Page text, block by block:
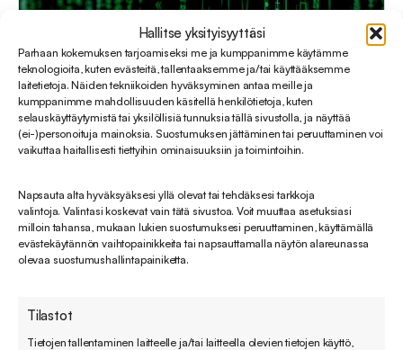
Hallitse yksityisyyttäsi
Parhaan kokemuksen tarjoamiseksi me ja kumppanimme käytämme
teknologioita, kuten evästeitä, tallentaaksemme ja/tai käyttääksemme
laitetietoja. Näiden tekniikoiden hyväksyminen antaa meille ja
kumppanimme mahdollisuuden käsitellä henkilötietoja, kuten
selauskäyttäytymistä tai yksilöllisiä tunnuksia tällä sivustolla, ja näyttää
(ei-)personoituja mainoksia. Suostumuksen jättäminen tai peruuttaminen voi
vaikuttaa haitallisesti tiettyihin ominaisuuksiin ja toimintoihin.
Napsauta alta hyväksyäksesi yllä olevat tai tehdäksesi tarkkoja
valintoja. Valintasi koskevat vain tätä sivustoa. Voit muuttaa asetuksiasi
milloin tahansa, mukaan lukien suostumuksesi peruuttaminen, käyttämällä
evästekäytännön vaihtopainikkeita tai napsauttamalla näytön alareunassa
olevaa suostumushallintapainiketta.
Tilastot
Tietojen tallentaminen laitteelle ja/tai laitteella olevien tietojen käyttö,
Kuinka varautua roskapostihyökkäyksiin
Zendeskissä?
Roskapostihyökkäykset ovat yleistyvä haaste
yrityksille ja niiden kohteeksi joutuvat yhä
useammin myös erilaiset...
05.04.2019